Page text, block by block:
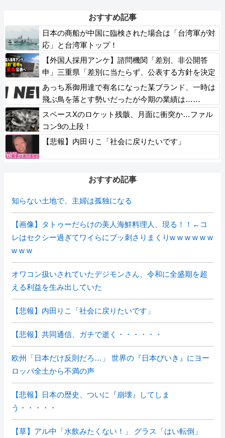
おすすめ記事
日本の商船が中国に臨検された場合は「台湾軍が対
応」と台湾軍トップ！
【外国人採用アンケ】諮問機関「差別、非公開答
申」三重県「差別に当たらず、公表する方針を決定
した」
あっち系御用達で有名になった某ブランド、一時は
飛ぶ鳥を落とす勢いだったが今期の業績は……
スペースXのロケット残骸、月面に衝突か…ファル
コン9の上段！
【悲報】内田りこ「社会に戻りたいです」
おすすめ記事
知らない土地で、主婦は孤独になる
【画像】タトゥーだらけの美人海鮮料理人、現る！！←コ
レはセクシー過ぎてワイらにブッ刺さりまくりw w w w w w
w w w
オワコン扱いされていたデジモンさん、令和に全盛期を超
える利益を生み出していた
【悲報】内田りこ「社会に戻りたいです」
【悲報】共同通信、ガチで逝く・・・・・・
欧州「日本だけ反則だろ…」 世界の『日本びいき』にヨー
ロッパ全土から不満の声
【悲報】日本の歴史、ついに『崩壊』してしま
う・・・・・
【草】アル中「水飲みたくない！」 グラス「はい転倒」